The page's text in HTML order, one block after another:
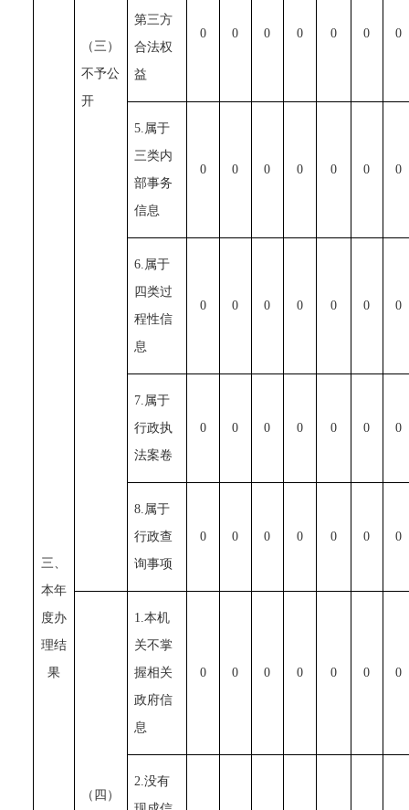
三、
本年
度办
理结
果
（三）
不予公
开
第三方
合法权
益
0 0 0 0 0 0 0
5.属于
三类内
部事务
信息
0 0 0 0 0 0 0
6.属于
四类过
程性信
息
0 0 0 0 0 0 0
7.属于
行政执
法案卷
0 0 0 0 0 0 0
8.属于
行政查
询事项
0 0 0 0 0 0 0
（四）
1.本机
关不掌
握相关
政府信
息
0 0 0 0 0 0 0
2.没有